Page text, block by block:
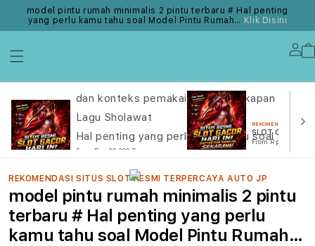
model pintu rumah minimalis 2 pintu terbaru # Hal penting
yang perlu kamu tahu soal Model Pintu Rumah… Klik Disini
dan konteks pemakaian di percakapan
Lagu Sholawat
Hal penting yang perlu kamu tahu soal Logo
From Rp. 20.000 Rp
REKOMENDASI SITUS
SLOT ONLINE
From Rp. 20.000
REKOMENDASI SITUS SLOT RESMI TERPERCAYA AUTO JP
model pintu rumah minimalis 2 pintu
terbaru # Hal penting yang perlu
kamu tahu soal Model Pintu Rumah…